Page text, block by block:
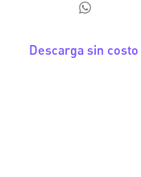
Descarga sin costo